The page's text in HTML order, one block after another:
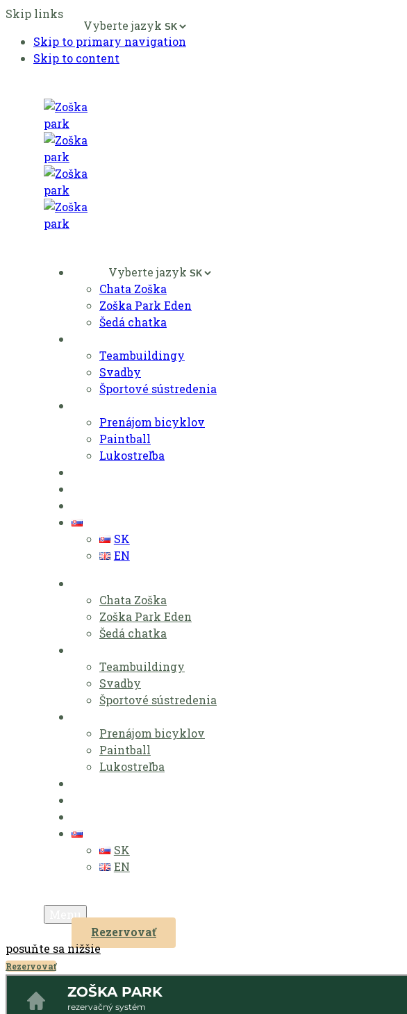
Skip links
Skip to primary navigation
Skip to content
Vyberte jazyk
Ubytovanie
Chata Zoška
Zoška Park Eden
Šedá chatka
Teambuildingy
Svadby
Športové sústredenia
Prenájom bicyklov
Paintball
Lukostreľba
SK
EN
Chata Zoška
Zoška Park Eden
Šedá chatka
Teambuildingy
Svadby
Športové sústredenia
Prenájom bicyklov
Paintball
Lukostreľba
SK
EN
Menu
Rezervovať
posuňte sa nižšie
Vyberte jazyk
Rezervovať